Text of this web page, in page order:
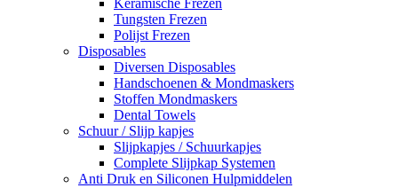
Tungsten Frezen
Polijst Frezen
Disposables
Diversen Disposables
Handschoenen & Mondmaskers
Stoffen Mondmaskers
Dental Towels
Schuur / Slijp kapjes
Slijpkapjes / Schuurkapjes
Complete Slijpkap Systemen
Anti Druk en Siliconen Hulpmiddelen